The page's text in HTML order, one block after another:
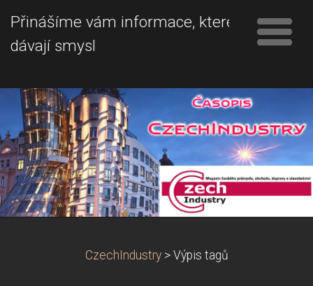
Přinášíme vám informace, které
dávají smysl
CzechIndustry > Výpis tagů